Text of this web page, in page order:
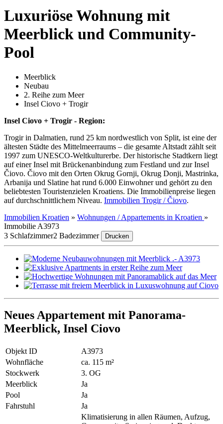
Luxuriöse Wohnung mit
Meerblick und Community-
Pool
Meerblick
Neubau
2. Reihe zum Meer
Insel Ciovo + Trogir
Insel Ciovo + Trogir - Region:
Trogir in Dalmatien, rund 25 km nordwestlich von Split, ist eine der
ältesten Städte des Mittelmeerraums – die gesamte Altstadt zählt seit
1997 zum UNESCO-Weltkulturerbe. Der historische Stadtkern liegt
auf einer Insel mit Brückenanbindung zum Festland und zur Insel
Čiovo. Čiovo mit den Orten Okrug Gornji, Okrug Donji, Mastrinka,
Arbanija und Slatine hat rund 6.000 Einwohner und gehört zu den
beliebtesten Touristenzielen Kroatiens. Die Immobilienpreise liegen
auf durchschnittlichem Niveau. Immobilien Trogir / Čiovo.
Immobilien Kroatien » Wohnungen / Appartements in Kroatien »
Immobilie A3973
3 Schlafzimmer2 Badezimmer Drucken
Neues Appartement mit Panorama-
Meerblick, Insel Ciovo
Objekt ID
A3973
Wohnfläche
ca. 115 m²
Stockwerk
3. OG
Meerblick
Ja
Pool
Ja
Fahrstuhl
Ja
Klimatisierung in allen Räumen, Aufzug,